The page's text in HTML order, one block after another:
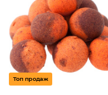
Топ продаж